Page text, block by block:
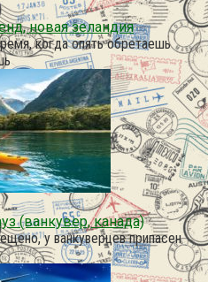
новая зеландия
когда опять обретаешь
(ванкувер, канада)
у ванкуверцев припасен